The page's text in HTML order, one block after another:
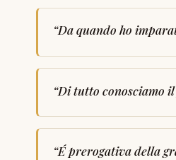
“Da quando ho
“Di tutto conosciamo
“É prerogativa della